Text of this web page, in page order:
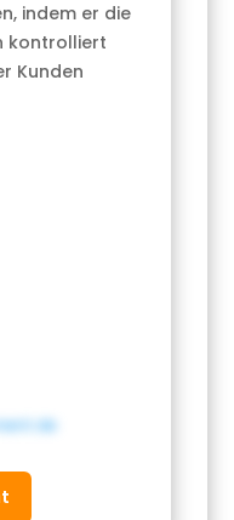
indem er die
kontrolliert
Kunden